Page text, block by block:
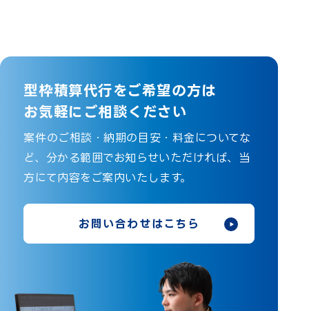
型枠積算代行をご希望の方は
お気軽にご相談ください
案件のご相談・納期の目安・料金についてな
ど、分かる範囲でお知らせいただければ、当
方にて内容をご案内いたします。
お問い合わせはこちら